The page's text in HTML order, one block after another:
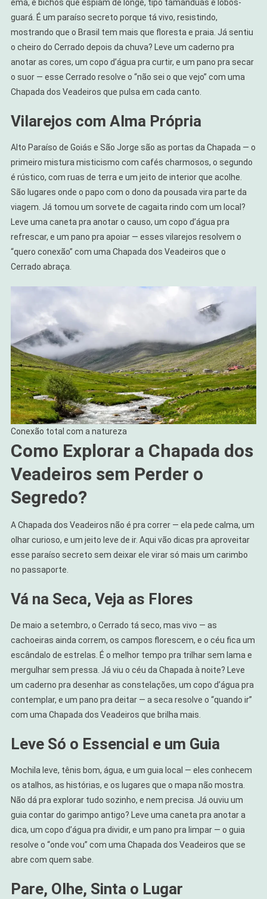
ema, e bichos que espiam de longe, tipo tamanduás e lobos-
guará. É um paraíso secreto porque tá vivo, resistindo,
mostrando que o Brasil tem mais que floresta e praia. Já sentiu
o cheiro do Cerrado depois da chuva? Leve um caderno pra
anotar as cores, um copo d’água pra curtir, e um pano pra secar
o suor — esse Cerrado resolve o “não sei o que vejo” com uma
Chapada dos Veadeiros que pulsa em cada canto.
Vilarejos com Alma Própria
Alto Paraíso de Goiás e São Jorge são as portas da Chapada — o
primeiro mistura misticismo com cafés charmosos, o segundo
é rústico, com ruas de terra e um jeito de interior que acolhe.
São lugares onde o papo com o dono da pousada vira parte da
viagem. Já tomou um sorvete de cagaita rindo com um local?
Leve uma caneta pra anotar o causo, um copo d’água pra
refrescar, e um pano pra apoiar — esses vilarejos resolvem o
“quero conexão” com uma Chapada dos Veadeiros que o
Cerrado abraça.
Conexão total com a natureza
Como Explorar a Chapada dos
Veadeiros sem Perder o
Segredo?
A Chapada dos Veadeiros não é pra correr — ela pede calma, um
olhar curioso, e um jeito leve de ir. Aqui vão dicas pra aproveitar
esse paraíso secreto sem deixar ele virar só mais um carimbo
no passaporte.
Vá na Seca, Veja as Flores
De maio a setembro, o Cerrado tá seco, mas vivo — as
cachoeiras ainda correm, os campos florescem, e o céu fica um
escândalo de estrelas. É o melhor tempo pra trilhar sem lama e
mergulhar sem pressa. Já viu o céu da Chapada à noite? Leve
um caderno pra desenhar as constelações, um copo d’água pra
contemplar, e um pano pra deitar — a seca resolve o “quando ir”
com uma Chapada dos Veadeiros que brilha mais.
Leve Só o Essencial e um Guia
Mochila leve, tênis bom, água, e um guia local — eles conhecem
os atalhos, as histórias, e os lugares que o mapa não mostra.
Não dá pra explorar tudo sozinho, e nem precisa. Já ouviu um
guia contar do garimpo antigo? Leve uma caneta pra anotar a
dica, um copo d’água pra dividir, e um pano pra limpar — o guia
resolve o “onde vou” com uma Chapada dos Veadeiros que se
abre com quem sabe.
Pare, Olhe, Sinta o Lugar